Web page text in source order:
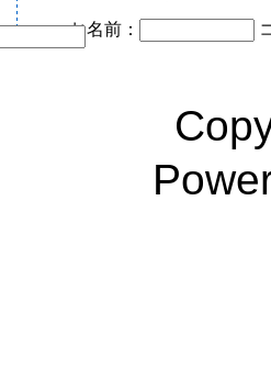
お名前：